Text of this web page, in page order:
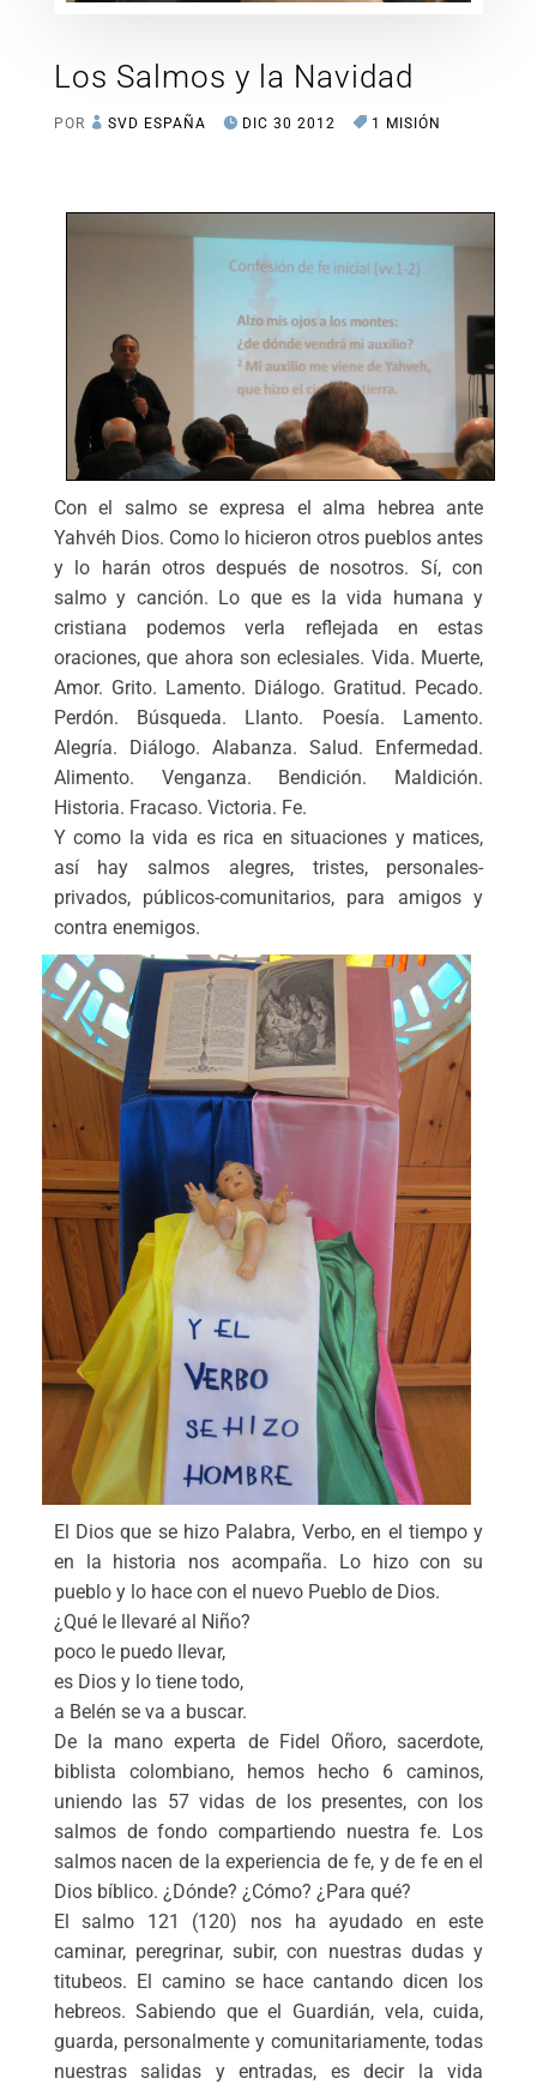
Los Salmos y la Navidad
POR SVD ESPAÑA DIC 30 2012 1 MISIÓN
Con el salmo se expresa el alma hebrea ante
Yahvéh Dios. Como lo hicieron otros pueblos antes
y lo harán otros después de nosotros. Sí, con
salmo y canción. Lo que es la vida humana y
cristiana podemos verla reflejada en estas
oraciones, que ahora son eclesiales. Vida. Muerte,
Amor. Grito. Lamento. Diálogo. Gratitud. Pecado.
Perdón. Búsqueda. Llanto. Poesía. Lamento.
Alegría. Diálogo. Alabanza. Salud. Enfermedad.
Alimento. Venganza. Bendición. Maldición.
Historia. Fracaso. Victoria. Fe.
Y como la vida es rica en situaciones y matices,
así hay salmos alegres, tristes, personales-
privados, públicos-comunitarios, para amigos y
contra enemigos.
El Dios que se hizo Palabra, Verbo, en el tiempo y
en la historia nos acompaña. Lo hizo con su
pueblo y lo hace con el nuevo Pueblo de Dios.
¿Qué le llevaré al Niño?
poco le puedo llevar,
es Dios y lo tiene todo,
a Belén se va a buscar.
De la mano experta de Fidel Oñoro, sacerdote,
biblista colombiano, hemos hecho 6 caminos,
uniendo las 57 vidas de los presentes, con los
salmos de fondo compartiendo nuestra fe. Los
salmos nacen de la experiencia de fe, y de fe en el
Dios bíblico. ¿Dónde? ¿Cómo? ¿Para qué?
El salmo 121 (120) nos ha ayudado en este
caminar, peregrinar, subir, con nuestras dudas y
titubeos. El camino se hace cantando dicen los
hebreos. Sabiendo que el Guardián, vela, cuida,
guarda, personalmente y comunitariamente, todas
nuestras salidas y entradas, es decir la vida